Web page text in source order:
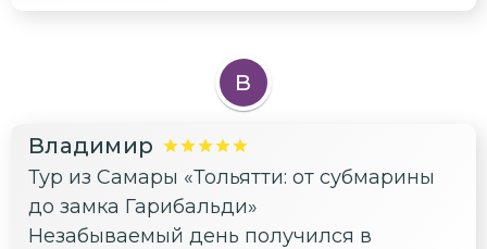
В
Владимир
Тур из Самары «Тольятти: от субмарины
до замка Гарибальди»
Незабываемый день получился в